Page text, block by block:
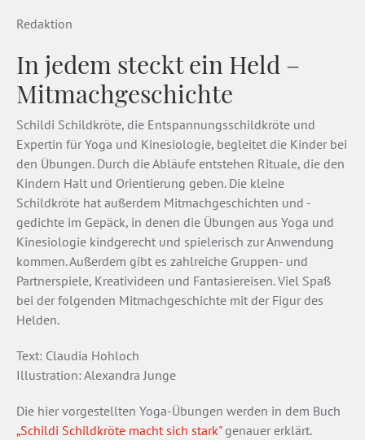
Redaktion
In jedem steckt ein Held –
Mitmachgeschichte
Schildi Schildkröte, die Entspannungsschildkröte und
Expertin für Yoga und Kinesiologie, begleitet die Kinder bei
den Übungen. Durch die Abläufe entstehen Rituale, die den
Kindern Halt und Orientierung geben. Die kleine
Schildkröte hat außerdem Mitmachgeschichten und -
gedichte im Gepäck, in denen die Übungen aus Yoga und
Kinesiologie kindgerecht und spielerisch zur Anwendung
kommen. Außerdem gibt es zahlreiche Gruppen- und
Partnerspiele, Kreativideen und Fantasiereisen. Viel Spaß
bei der folgenden Mitmachgeschichte mit der Figur des
Helden.
Text: Claudia Hohloch
Illustration: Alexandra Junge
Die hier vorgestellten Yoga-Übungen werden in dem Buch
„Schildi Schildkröte macht sich stark"genauer erklärt.